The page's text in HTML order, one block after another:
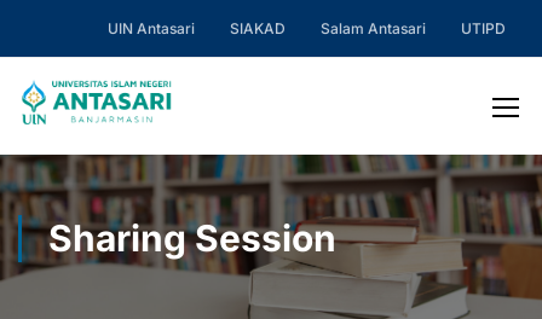
UIN Antasari SIAKAD Salam Antasari UTIPD
Sharing Session